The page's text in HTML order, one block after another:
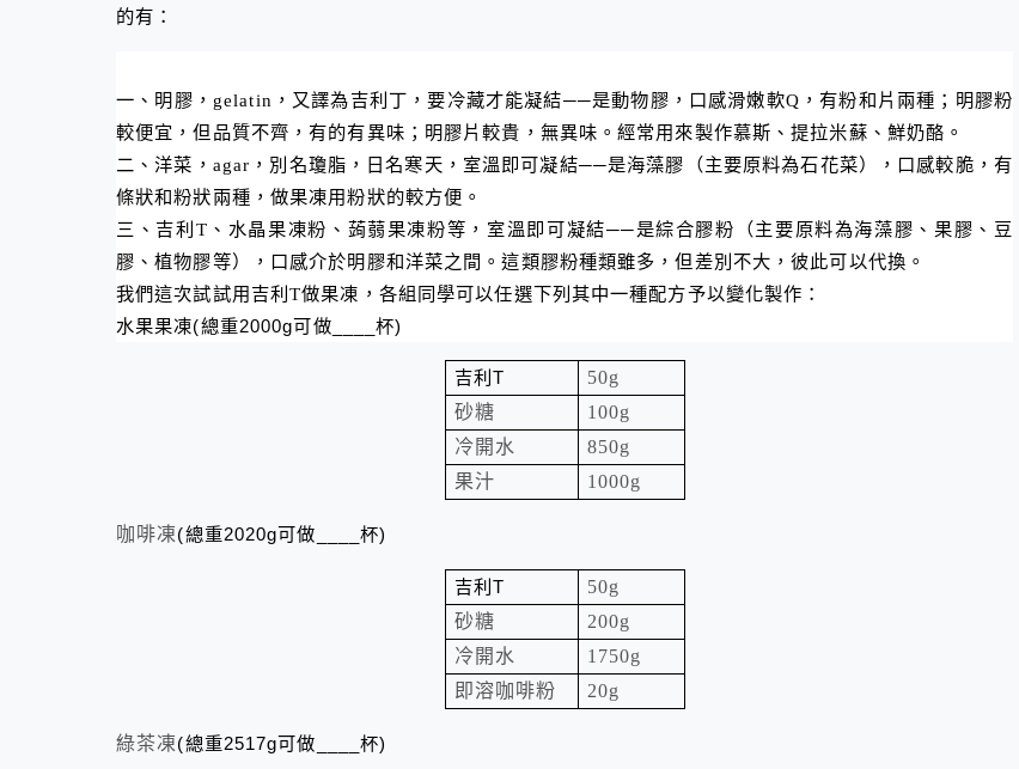
的有：
一、明膠， gelatin ，又譯為吉利丁，要冷藏才能凝結──是動物膠，口感滑嫩軟Q ，有粉和片兩種；明膠粉
較便宜，但品質不齊，有的有異味；明膠片較貴，無異味。經常用來製作慕斯、提拉米蘇、鮮奶酪。
二、洋菜， agar ，別名瓊脂，日名寒天，室溫即可凝結──是海藻膠（主要原料為石花菜），口感較脆，有
條狀和粉狀兩種，做果凍用粉狀的較方便。
三、吉利 T 、水晶果凍粉、蒟蒻果凍粉等，室溫即可凝結──是綜合膠粉（主要原料為海藻膠、果膠、豆
膠、植物膠等），口感介於明膠和洋菜之間。這類膠粉種類雖多，但差別不大，彼此可以代換。
我們這次試試用吉利T做果凍，各組同學可以任選下列其中一種配方予以變化製作：
水果果凍(總重2000g可做 ____杯)
吉利 T
50g
砂糖
100g
冷開水
850g
果汁
1000g
咖啡凍(總重2020g可做 ____杯)
吉利 T
50g
砂糖
200g
冷開水
1750g
即溶咖啡粉
20g
綠茶凍(總重2517g可做 ____杯)